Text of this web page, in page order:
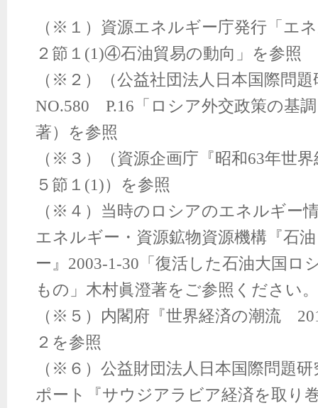
（※１）資源エネルギー庁発行「エ
２節１ (1)④石油貿易の動向」を参照
（※２）（公益社団法人日本国際問
NO.580
P.16 「ロシア外交政策の基
著）を参照
（※３）（資源企画庁『昭和63年世界
５節１ (1)）を参照
（※４）当時のロシアのエネルギー
エネルギー・資源鉱物資源機構『石
ー』 2003-1-30 「復活した石油大国ロ
もの」木村眞澄著をご参照ください。
（※５）内閣府『世界経済の潮流
２を参照
（※６）公益財団法人日本国際問題研
ポート『サウジアラビア経済を取り